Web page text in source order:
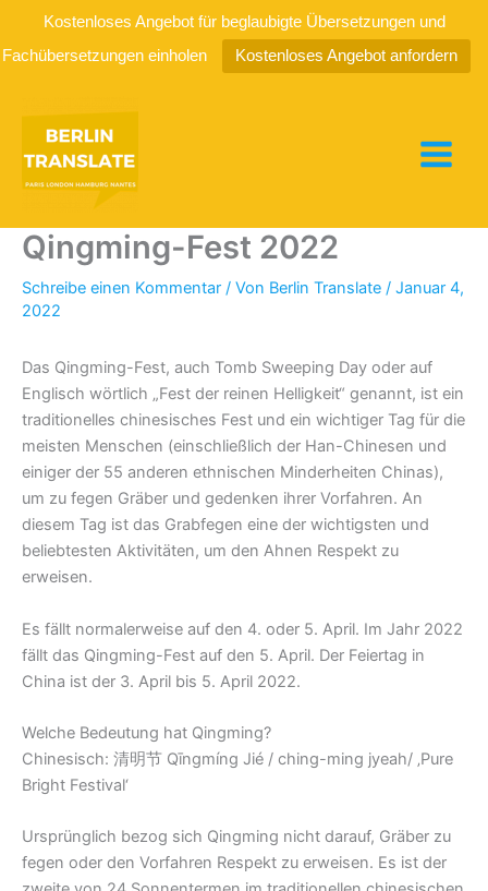
Kostenloses Angebot für beglaubigte Übersetzungen und
Fachübersetzungen einholen
Kostenloses Angebot anfordern
springen
Qingming-Fest 2022
Schreibe einen Kommentar / Von Berlin Translate / Januar 4,
2022
Das Qingming-Fest, auch Tomb Sweeping Day oder auf
Englisch wörtlich „Fest der reinen Helligkeit“ genannt, ist ein
traditionelles chinesisches Fest und ein wichtiger Tag für die
meisten Menschen (einschließlich der Han-Chinesen und
einiger der 55 anderen ethnischen Minderheiten Chinas),
um zu fegen Gräber und gedenken ihrer Vorfahren. An
diesem Tag ist das Grabfegen eine der wichtigsten und
beliebtesten Aktivitäten, um den Ahnen Respekt zu
erweisen.
Es fällt normalerweise auf den 4. oder 5. April. Im Jahr 2022
fällt das Qingming-Fest auf den 5. April. Der Feiertag in
China ist der 3. April bis 5. April 2022.
Welche Bedeutung hat Qingming?
Chinesisch: 清明节 Qīngmíng Jié / ching-ming jyeah/ ‚Pure
Bright Festival‘
Ursprünglich bezog sich Qingming nicht darauf, Gräber zu
fegen oder den Vorfahren Respekt zu erweisen. Es ist der